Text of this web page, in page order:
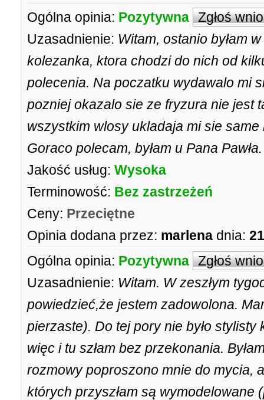
Ogólna opinia: Pozytywna Zgłoś
Uzasadnienie: Witam, ostanio byłam
kolezanka, ktora chodzi do nich od
polecenia. Na poczatku wydawalo mi
pozniej okazalo sie ze fryzura nie jest
wszystkim wlosy ukladaja mi sie
Goraco polecam, byłam u Pana Pawła.
Jakość usług: Wysoka
Terminowość: Bez zastrzeżeń
Ceny: Przeciętne
Opinia dodana przez: marlena dnia:
Ogólna opinia: Pozytywna Zgłoś
Uzasadnienie: Witam. W zeszłym
powiedzieć,że jestem zadowolona.
pierzaste). Do tej pory nie było stylisty
więc i tu szłam bez przekonania.
rozmowy poproszono mnie do mycia,
których przyszłam są wymodelowane